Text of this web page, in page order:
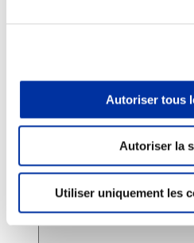
Autoriser tous
Autoriser la
Utiliser uniquement les
Juste rémunération et
Info-veille scientifique